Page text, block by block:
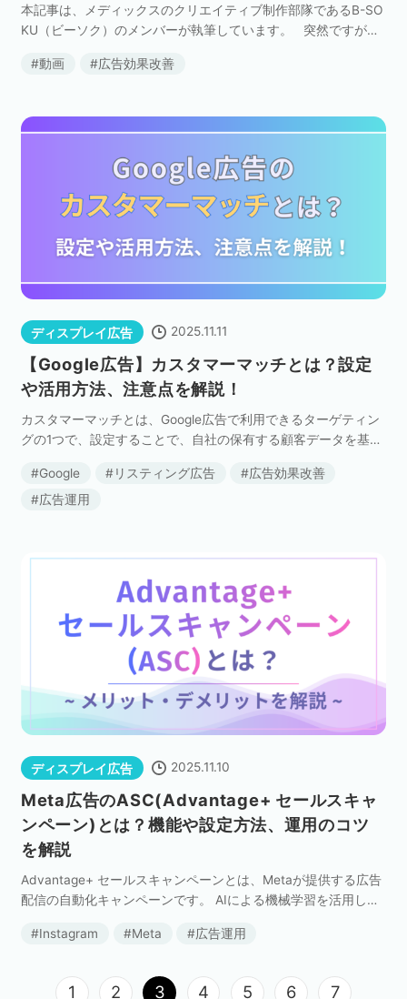
本記事は、メディックスのクリエイティブ制作部隊であるB-SO
KU（ビーソク）のメンバーが執筆しています。 突然ですが、
ても、なんとなく「ああいう動画 […]
動画 広告効果改善
ディスプレイ広告 2025.11.11
【Google広告】カスタマーマッチとは？設定
や活用方法、注意点を解説！
カスタマーマッチとは、Google広告で利用できるターゲティン
グの1つで、設定することで、自社の保有する顧客データを基に
ト施策やアップセル、休眠顧客の呼び戻しや新 […]
Google リスティング広告
広告効果改善
広告運用
ディスプレイ広告 2025.11.10
Meta広告のASC(Advantage+ セールスキャ
ンペーン)とは？機能や設定方法、運用のコツ
を解説
Advantage+ セールスキャンペーンとは、Metaが提供する広告
配信の自動化キャンペーンです。 AIによる機械学習を活用し、
売り上げやコンバージョンの最大化を […]
Instagram Meta 広告運用
1 2 3 4 5 6 7